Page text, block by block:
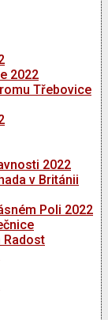
2022
Třebovice
2022
v Británii
Poli 2022
Radost